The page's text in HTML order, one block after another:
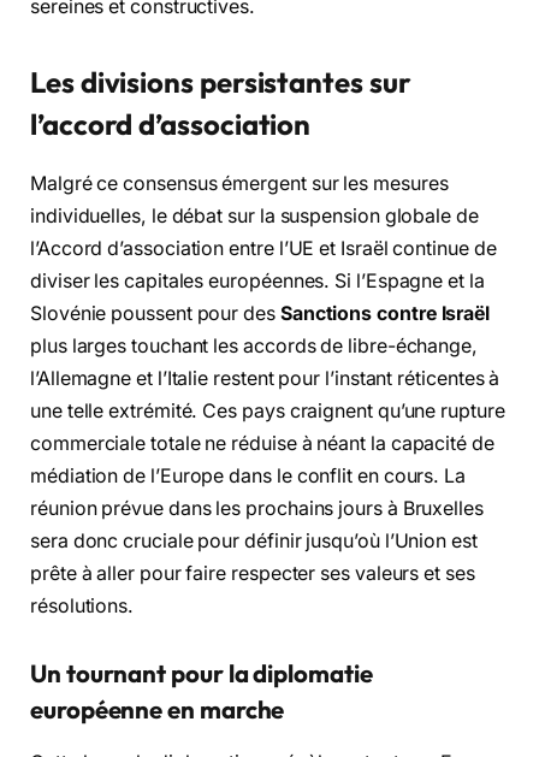
sereines et constructives.
Les divisions persistantes sur
l’accord d’association
Malgré ce consensus émergent sur les mesures
individuelles, le débat sur la suspension globale de
l’Accord d’association entre l’UE et Israël continue de
diviser les capitales européennes. Si l’Espagne et la
Slovénie poussent pour des Sanctions contre Israël
plus larges touchant les accords de libre-échange,
l’Allemagne et l’Italie restent pour l’instant réticentes à
une telle extrémité. Ces pays craignent qu’une rupture
commerciale totale ne réduise à néant la capacité de
médiation de l’Europe dans le conflit en cours. La
réunion prévue dans les prochains jours à Bruxelles
sera donc cruciale pour définir jusqu’où l’Union est
prête à aller pour faire respecter ses valeurs et ses
résolutions.
Un tournant pour la diplomatie
européenne en marche